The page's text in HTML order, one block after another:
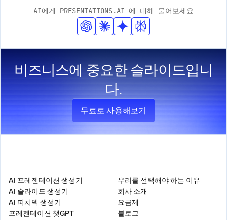
AI에게 PRESENTATIONS.AI 에 대해 물어보세요
비즈니스에 중요한 슬라이드입니
다.
무료로 사용해보기
AI 프레젠테이션 생성기
AI 슬라이드 생성기
AI 피치덱 생성기
프레젠테이션 챗GPT
우리를 선택해야 하는 이유
회사 소개
요금제
블로그